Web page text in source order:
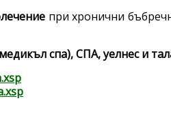
при хронични
спа), СПА, уелнес и